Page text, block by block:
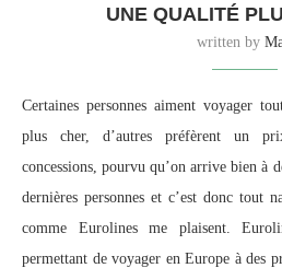
UNE QUALITÉ
written by
Certaines personnes aiment voyager
plus cher, d’autres préfèrent un
concessions, pourvu qu’on arrive bien à
dernières personnes et c’est donc tout
comme Eurolines me plaisent.
permettant de voyager en Europe à des